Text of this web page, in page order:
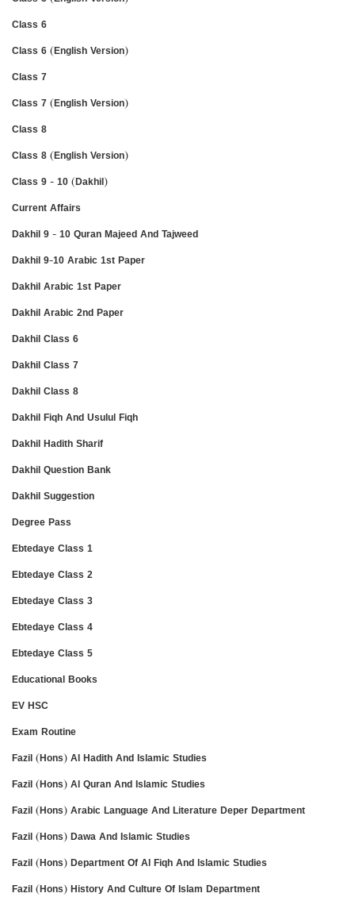
Class 6
Class 6 (English Version)
Class 7
Class 7 (English Version)
Class 8
Class 8 (English Version)
Class 9 - 10 (Dakhil)
Current Affairs
Dakhil 9 - 10 Quran Majeed And Tajweed
Dakhil 9-10 Arabic 1st Paper
Dakhil Arabic 1st Paper
Dakhil Arabic 2nd Paper
Dakhil Class 6
Dakhil Class 7
Dakhil Class 8
Dakhil Fiqh And Usulul Fiqh
Dakhil Hadith Sharif
Dakhil Question Bank
Dakhil Suggestion
Degree Pass
Ebtedaye Class 1
Ebtedaye Class 2
Ebtedaye Class 3
Ebtedaye Class 4
Ebtedaye Class 5
Educational Books
EV HSC
Exam Routine
Fazil (Hons) Al Hadith And Islamic Studies
Fazil (Hons) Al Quran And Islamic Studies
Fazil (Hons) Arabic Language And Literature Deper Department
Fazil (Hons) Dawa And Islamic Studies
Fazil (Hons) Department Of Al Fiqh And Islamic Studies
Fazil (Hons) History And Culture Of Islam Department